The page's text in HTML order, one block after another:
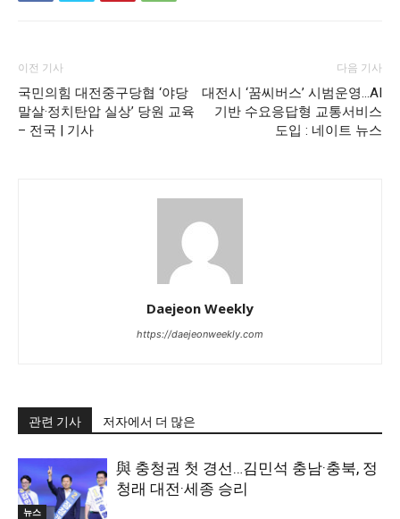
이전 기사
국민의힘 대전중구당협 ‘야당
말살·정치탄압 실상’ 당원 교육
– 전국 | 기사
다음 기사
대전시 ‘꿈씨버스’ 시범운영…AI
기반 수요응답형 교통서비스
도입 : 네이트 뉴스
Daejeon Weekly
https://daejeonweekly.com
관련 기사 저자에서 더 많은
뉴스
與 충청권 첫 경선…김민석 충남·충북, 정
청래 대전·세종 승리